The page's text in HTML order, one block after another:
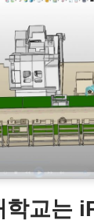
학교는